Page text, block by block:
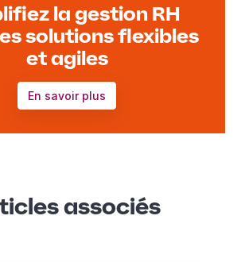
la gestion RH
solutions flexibles
et agiles
En savoir plus
associés